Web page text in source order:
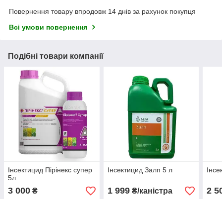
Повернення товару впродовж 14 днів за рахунок покупця
Всі умови повернення
Подібні товари компанії
Інсектицид Пірінекс супер
5л
3 000 ₴
Інсектицид Залп 5 л
1 999₴/каністра 2